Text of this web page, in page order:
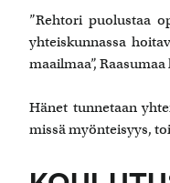
”Rehtori puolustaa
yhteiskunnassa
maailmaa”,
Hänet tunnetaan
missä myönteisyys,